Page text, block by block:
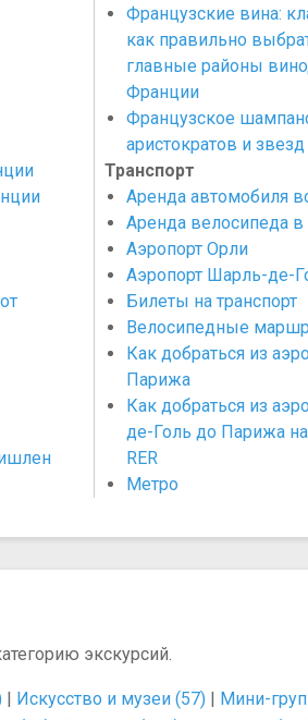
Французские вина:
как правильно
главные районы
Франции
Французское
аристократов и звезд
Транспорт
Аренда автомобиля
Аренда велосипеда
Аэропорт Орли
Аэропорт Шарль-де-
Билеты на транспорт
Велосипедные
Как добраться из
Парижа
Как добраться из
де-Голь до Парижа
RER
Метро
экскурсий.
| Искусство и музеи (57) | Мини-